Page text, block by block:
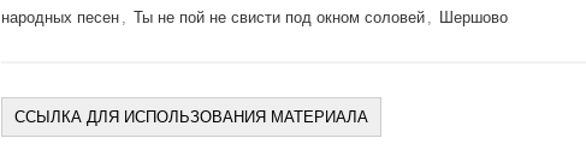
народных песен , Ты не пой не свисти под окном соловей , Шершово
ССЫЛКА ДЛЯ ИСПОЛЬЗОВАНИЯ МАТЕРИАЛА